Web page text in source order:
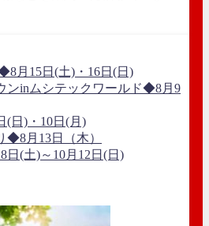
月15日(土)・16日(日)
ンinムシテックワールド◆8月9
日)・10日(月)
◆8月13日（木）
(土)～10月12日(日)